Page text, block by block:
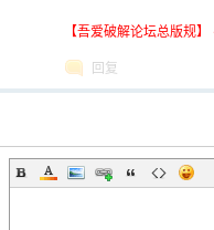
【吾爱破解论坛总版规
回复